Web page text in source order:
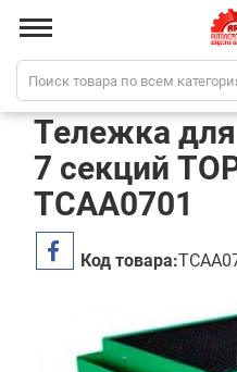
Тележка
7 секций
TCAA0701
Код товара: